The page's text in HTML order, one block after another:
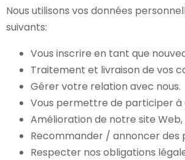
Nous utilisons vos données
suivants:
Vous inscrire en tant que
Traitement et livraison de vos
Gérer votre relation avec nous.
Vous permettre de participer à
Amélioration de notre site
Recommander / annoncer des
Respecter nos obligations